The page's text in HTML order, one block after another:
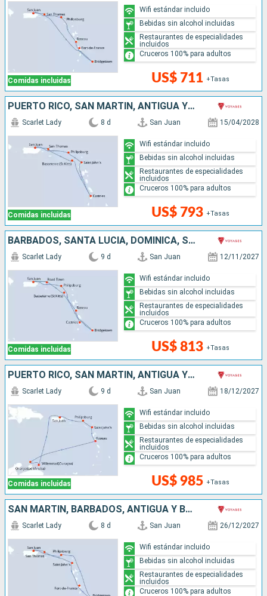
Comidas incluidas US$ 711 +Tasas
Wifi estándar incluido
Bebidas sin alcohol incluidas
Restaurantes de especialidades
incluidos
Cruceros 100% para adultos
PUERTO RICO, SAN MARTÍN, ANTIGUA Y BARBUDA, SANTA LUCIA
Comidas incluidas
Scarlet Lady 8 d San Juan 15/04/2028
US$ 793 +Tasas
Wifi estándar incluido
Bebidas sin alcohol incluidas
Restaurantes de especialidades
incluidos
Cruceros 100% para adultos
BARBADOS, SANTA LUCIA, DOMINICA, SAN MARTÍN, PUERTO RICO
Comidas incluidas
Scarlet Lady 9 d San Juan 12/11/2027
US$ 813 +Tasas
Wifi estándar incluido
Bebidas sin alcohol incluidas
Restaurantes de especialidades
incluidos
Cruceros 100% para adultos
PUERTO RICO, SAN MARTÍN, ANTIGUA Y BARBUDA, DOMINICA, ARUBA
Comidas incluidas
Scarlet Lady 9 d San Juan 18/12/2027
US$ 985 +Tasas
Wifi estándar incluido
Bebidas sin alcohol incluidas
Restaurantes de especialidades
incluidos
Cruceros 100% para adultos
SAN MARTÍN, BARBADOS, ANTIGUA Y BARBUDA, PUERTO RICO
Scarlet Lady 8 d San Juan 26/12/2027
Wifi estándar incluido
Bebidas sin alcohol incluidas
Restaurantes de especialidades
incluidos
Cruceros 100% para adultos